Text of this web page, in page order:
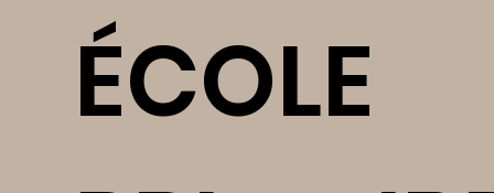
ÉCOLE